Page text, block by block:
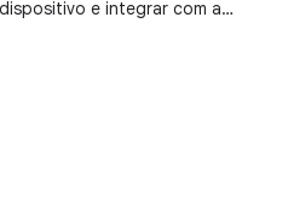
e integrar com a